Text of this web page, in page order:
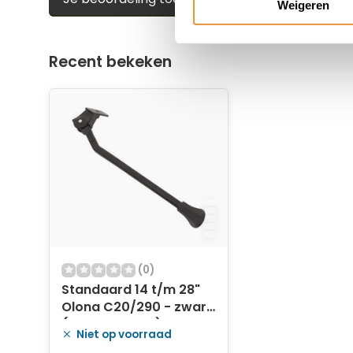
Weigeren
Recent bekeken
(0)
Standaard 14 t/m 28"
Olona C20/290 - zwart
(doos 12 stuks)
Niet op voorraad